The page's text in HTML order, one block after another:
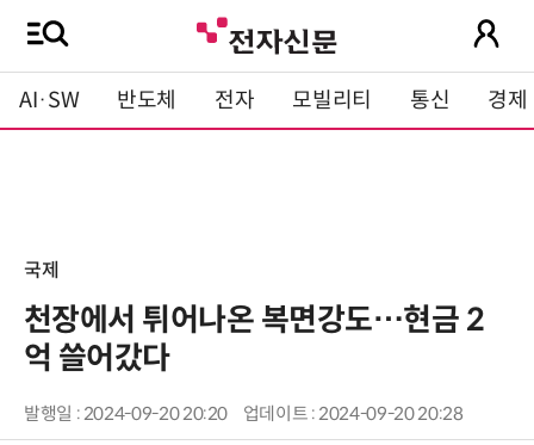
AI·SW 반도체 전자 모빌리티 통신 경제
국제
천장에서 튀어나온 복면강도…현금 2
억 쓸어갔다
발행일 : 2024-09-20 20:20 업데이트 : 2024-09-20 20:28